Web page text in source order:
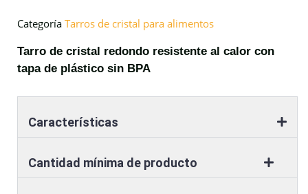
Categoría Tarros de cristal para alimentos
Tarro de cristal redondo resistente al calor con
tapa de plástico sin BPA
Características
Cantidad mínima de producto